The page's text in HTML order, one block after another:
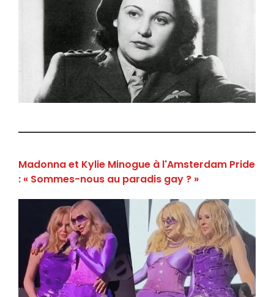
Madonna et Kylie Minogue à l'Amsterdam Pride
: « Sommes-nous au paradis gay ? »